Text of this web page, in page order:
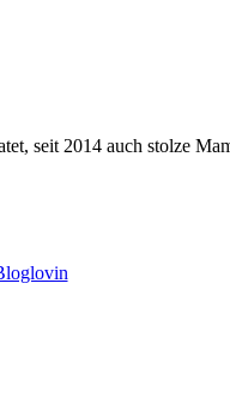
seit 2014 auch stolze